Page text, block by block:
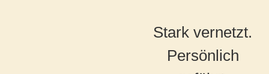
Stark vernetzt.
Persönlich